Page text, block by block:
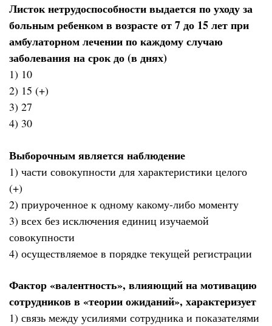
Листок нетрудоспособности выдается по уходу за
больным ребенком в возрасте от 7 до 15 лет при
амбулаторном лечении по каждому случаю
заболевания на срок до (в днях)
1) 10
2) 15 (+)
3) 27
4) 30
Выборочным является наблюдение
1) части совокупности для характеристики целого
(+)
2) приуроченное к одному какому-либо моменту
3) всех без исключения единиц изучаемой
совокупности
4) осуществляемое в порядке текущей регистрации
Фактор «валентность», влияющий на мотивацию
сотрудников в «теории ожиданий», характеризует
1) связь между усилиями сотрудника и показателями